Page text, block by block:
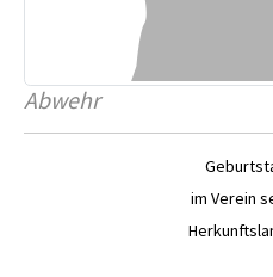
Abwehr
im Verein